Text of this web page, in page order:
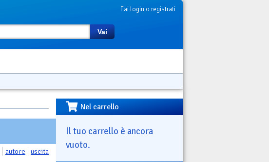
Fai login o registrati
Vai
autore uscita
Nel carrello
Il tuo carrello è ancora
vuoto.